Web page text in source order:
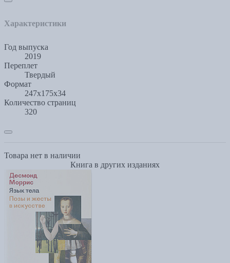
Характеристики
Год выпуска
2019
Переплет
Твердый
Формат
247x175x34
Количество страниц
320
Товара нет в наличии
Книга в других изданиях